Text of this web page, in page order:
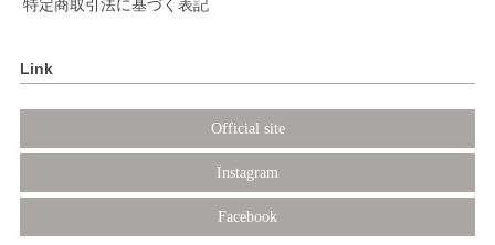
特定商取引法に基づく表記
Link
Official site
Instagram
Facebook